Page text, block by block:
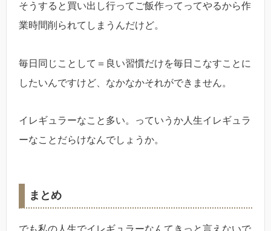
そうすると買い出し行ってご飯作ってってやるから作
業時間削られてしまうんだけど。
毎日同じことして＝良い習慣だけを毎日こなすことに
したいんですけど、なかなかそれができません。
イレギュラーなこと多い。っていうか人生イレギュラ
ーなことだらけなんでしょうか。
まとめ
でも私の人生でイレギュラーなんてきっと言えないで